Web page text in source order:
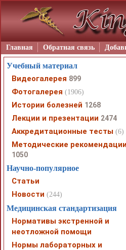
Главная Обратная связь
Учебный материал
Видеогалерея 899
Фотогалерея (1906)
Истории болезней 1268
Лекции и презентации 2474
Аккредитационные тесты (6)
Методические рекомендации
1050
Научно-популярное
Статьи
Новости (244)
Медицинская стандартизация
Нормативы экстренной и
неотложной помощи
Нормы лабораторных и